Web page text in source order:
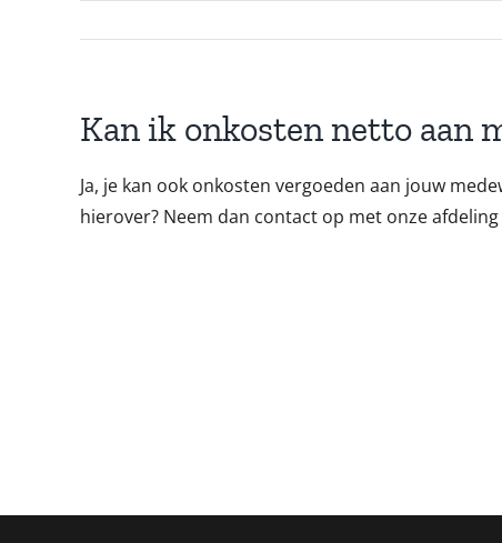
Kan ik onkosten netto aan
Ja, je kan ook onkosten vergoeden aan jouw
hierover? Neem dan contact op met onze